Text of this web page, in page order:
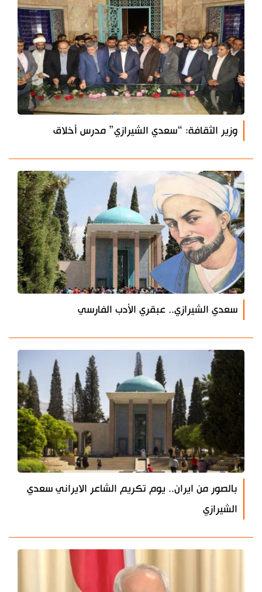
وزير الثقافة: “سعدي الشيرازي” مدرس أخلاق
سعدي الشيرازي.. عبقري الأدب الفارسي
بالصور من ايران.. يوم تكريم الشاعر الايراني سعدي
الشيرازي